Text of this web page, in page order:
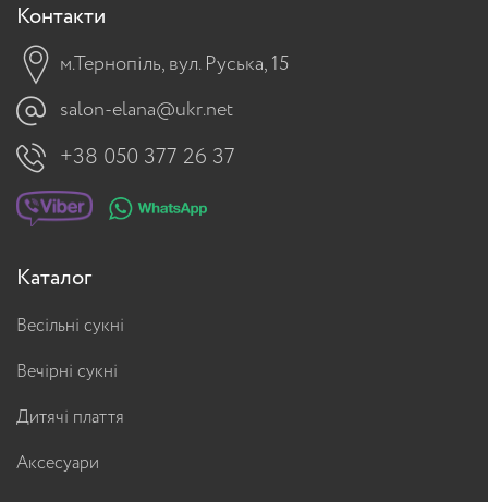
Контакти
м.Тернопіль, вул. Руська, 15
salon-elana@ukr.net
+38 050 377 26 37
Каталог
Весільні сукні
Вечірні сукні
Дитячі плаття
Аксесуари